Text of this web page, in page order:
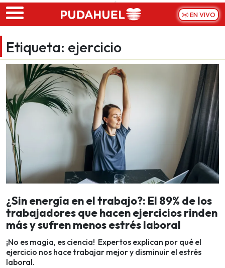
Skip to main content
EN VIVO
Etiqueta: ejercicio
¿Sin energía en el trabajo?: El 89% de los
trabajadores que hacen ejercicios rinden
más y sufren menos estrés laboral
¡No es magia, es ciencia! Expertos explican por qué el
ejercicio nos hace trabajar mejor y disminuir el estrés
laboral.